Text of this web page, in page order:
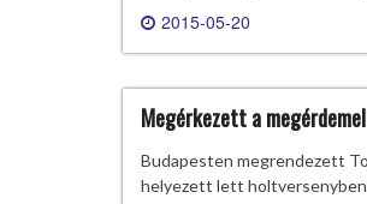
2015-05-20
Megérkezett a
Budapesten megrendezett
helyezett lett holtversenyben,